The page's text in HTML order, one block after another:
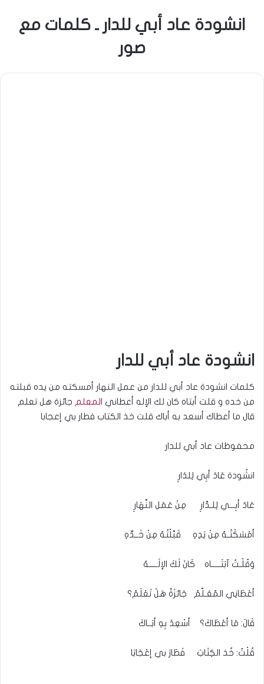
انشودة عاد أبي للدار ـ كلمات مع
صور
انشودة عاد أبي للدار
كلمات انشودة عاد أبي للدار من عمل النهار أمسكته من يده قبلته
من خده و قلت أبتاه كان لك الإله أعطاني المعلم جائزة هل تعلم
قال ما أعطاك أسعد به أباك قلت خذ الكتاب فطار بي إعجابا
محفوظات عاد أبي للدار
انشُودة عَادَ أبِي لِلدَارِ
عَادَ أبِـــي لِلـدَّارِ مِنْ عَمَل النَّهَارِ
أمْسَكْتُـهُ مِنْ يَدِهِ قَبَّلْتُهُ مِنْ خَــدِّهِ
وَقُلْـتُ آبَتَـــــاه كَانَ لَكَ الإلَـــــهُ
أعْطَانِي المُعَـلّمُ جَائزَةً هَلْ تَعْلَمُ؟
قَالَ: مَا أعْطَاكَ؟ أسْعِدْ بِهِ أبَــاكَ
قُلْتُ: خُذ الكِتَابَ فَطَارَ بي إعْجَابَا